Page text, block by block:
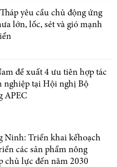
yêu cầu chủ động ứng
lớn, lốc, sét và gió mạnh
đề xuất 4 ưu tiên hợp tác
nghiệp tại Hội nghị Bộ
APEC
Ninh: Triển khai kếhoạch
các sản phẩm nông
chủ lực đến năm 2030